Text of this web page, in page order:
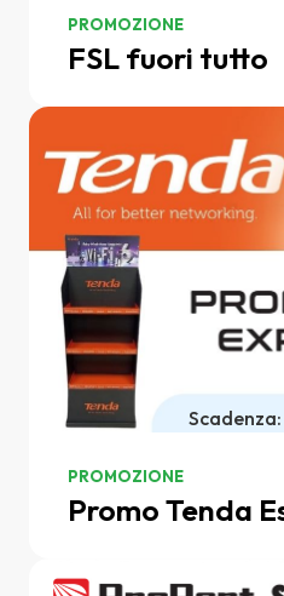
PROMOZIONE
FSL fuori tutto
PROMOZIONE
Promo Tenda